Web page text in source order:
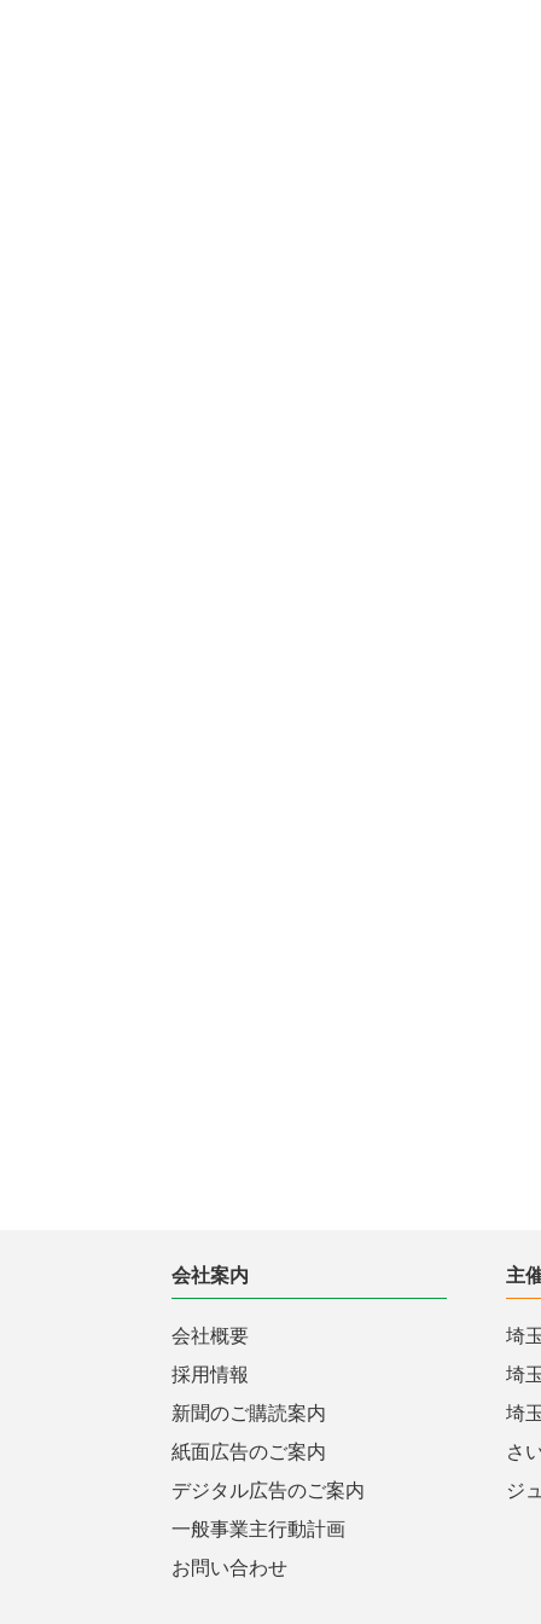
会社案内
会社概要
採用情報
新聞のご購読案内
紙面広告のご案内
デジタル広告のご案内
一般事業主行動計画
お問い合わせ
主
埼
埼
埼
さ
ジ